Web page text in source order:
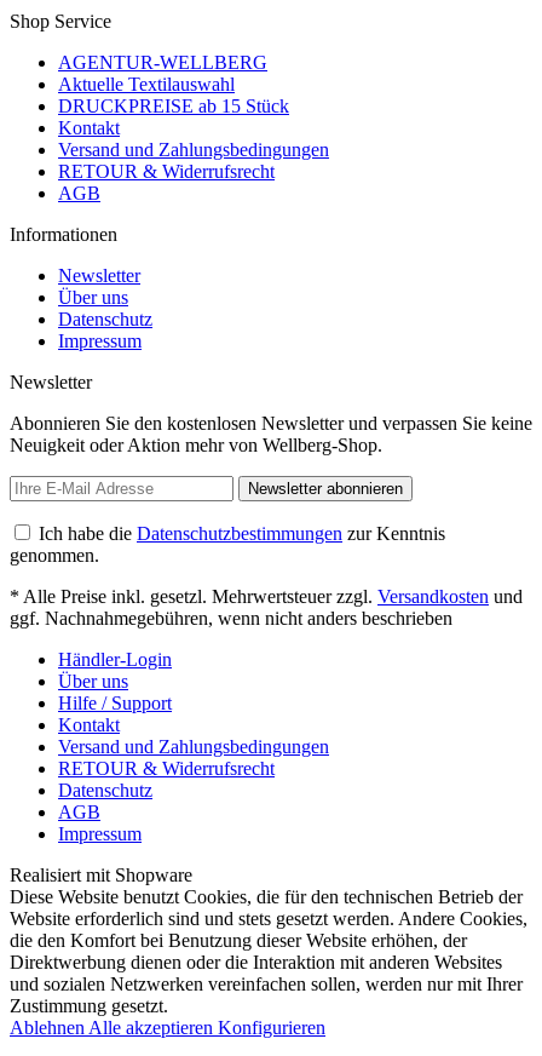
Shop Service
AGENTUR-WELLBERG
Aktuelle Textilauswahl
DRUCKPREISE ab 15 Stück
Kontakt
Versand und Zahlungsbedingungen
RETOUR & Widerrufsrecht
AGB
Informationen
Newsletter
Über uns
Datenschutz
Impressum
Newsletter
Abonnieren Sie den kostenlosen Newsletter und verpassen Sie keine
Neuigkeit oder Aktion mehr von Wellberg-Shop.
Newsletter abonnieren
Ich habe die Datenschutzbestimmungen zur Kenntnis
genommen.
* Alle Preise inkl. gesetzl. Mehrwertsteuer zzgl. Versandkosten und
ggf. Nachnahmegebühren, wenn nicht anders beschrieben
Händler-Login
Über uns
Hilfe / Support
Kontakt
Versand und Zahlungsbedingungen
RETOUR & Widerrufsrecht
Datenschutz
AGB
Impressum
Realisiert mit Shopware
Diese Website benutzt Cookies, die für den technischen Betrieb der
Website erforderlich sind und stets gesetzt werden. Andere Cookies,
die den Komfort bei Benutzung dieser Website erhöhen, der
Direktwerbung dienen oder die Interaktion mit anderen Websites
und sozialen Netzwerken vereinfachen sollen, werden nur mit Ihrer
Zustimmung gesetzt.
Ablehnen Alle akzeptieren Konfigurieren